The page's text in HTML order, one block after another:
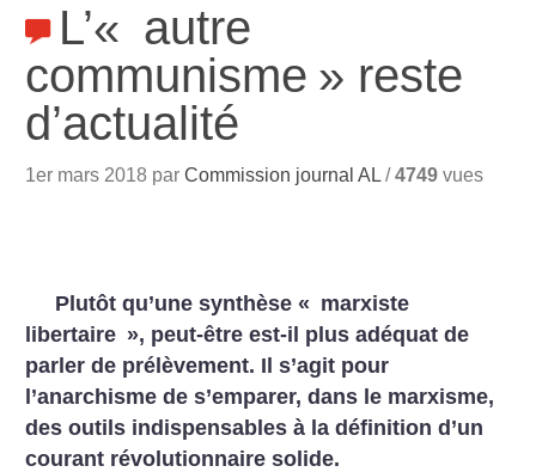
L’« autre
communisme » reste
d’actualité
1er mars 2018 parCommission journal AL /4749 vues
Plutôt qu’une synthèse « marxiste
libertaire », peut-être est-il plus adéquat de
parler de prélèvement. Il s’agit pour
l’anarchisme de s’emparer, dans le marxisme,
des outils indispensables à la définition d’un
courant révolutionnaire solide.